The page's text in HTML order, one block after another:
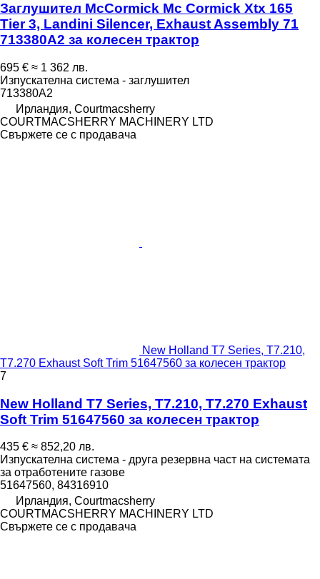
Заглушител McCormick Mc Cormick Xtx 165
Tier 3, Landini Silencer, Exhaust Assembly 71
713380A2 за колесен трактор
695 € ≈ 1 362 лв.
Изпускателна система - заглушител
713380A2
Ирландия, Courtmacsherry
COURTMACSHERRY MACHINERY LTD
Свържете се с продавача
New Holland T7 Series, T7.210,
T7.270 Exhaust Soft Trim 51647560 за колесен трактор
7
New Holland T7 Series, T7.210, T7.270 Exhaust
Soft Trim 51647560 за колесен трактор
435 € ≈ 852,20 лв.
Изпускателна система - друга резервна част на системата
за отработените газове
51647560, 84316910
Ирландия, Courtmacsherry
COURTMACSHERRY MACHINERY LTD
Свържете се с продавача